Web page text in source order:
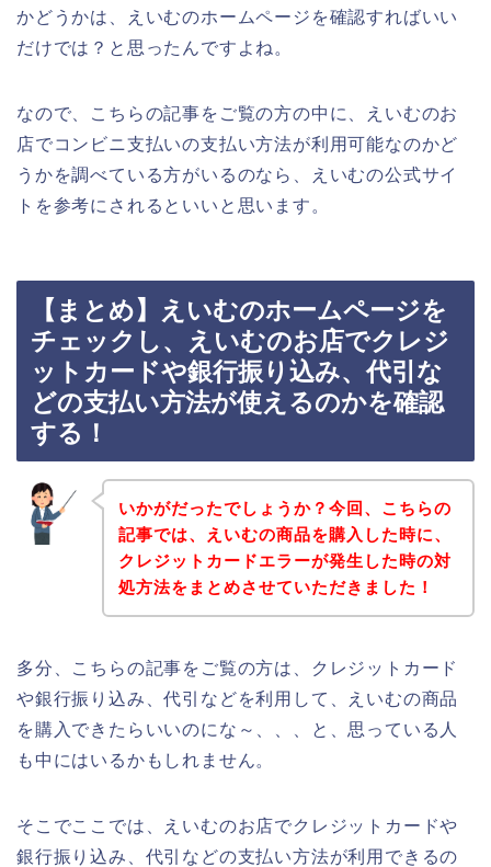
かどうかは、えいむのホームページを確認すればいい
だけでは？と思ったんですよね。
なので、こちらの記事をご覧の方の中に、えいむのお
店でコンビニ支払いの支払い方法が利用可能なのかど
うかを調べている方がいるのなら、えいむの公式サイ
トを参考にされるといいと思います。
【まとめ】えいむのホームページを
チェックし、えいむのお店でクレジ
ットカードや銀行振り込み、代引な
どの支払い方法が使えるのかを確認
する！
いかがだったでしょうか？今回、こちらの
記事では、えいむの商品を購入した時に、
クレジットカードエラーが発生した時の対
処方法をまとめさせていただきました！
多分、こちらの記事をご覧の方は、クレジットカード
や銀行振り込み、代引などを利用して、えいむの商品
を購入できたらいいのにな～、、、と、思っている人
も中にはいるかもしれません。
そこでここでは、えいむのお店でクレジットカードや
銀行振り込み、代引などの支払い方法が利用できるの